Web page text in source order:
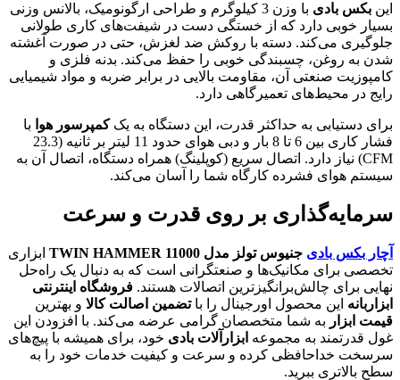
این بکس بادی
با وزن 3 کیلوگرم و طراحی ارگونومیک، بالانس وزنی
بسیار خوبی دارد که از خستگی دست در شیفت‌های کاری طولانی
جلوگیری می‌کند. دسته با روکش ضد لغزش، حتی در صورت آغشته
شدن به روغن، چسبندگی خوبی را حفظ می‌کند. بدنه فلزی و
کامپوزیت صنعتی آن، مقاومت بالایی در برابر ضربه و مواد شیمیایی
رایج در محیط‌های تعمیرگاهی دارد.
برای دستیابی به حداکثر قدرت، این دستگاه به یککمپرسور هوا با
فشار کاری بین 6 تا 8 بار و دبی هوای حدود 11 لیتر بر ثانیه (23.3
CFM) نیاز دارد. اتصال سریع (کوپلینگ) همراه دستگاه، اتصال آن به
سیستم هوای فشرده کارگاه شما را آسان می‌کند.
سرمایه‌گذاری بر روی قدرت و سرعت
آچار بکس بادی جنیوس تولز مدل TWIN HAMMER 11000 ابزاری
تخصصی برای مکانیک‌ها و صنعتگرانی است که به دنبال یک راه‌حل
نهایی برای چالش‌برانگیزترین اتصالات هستند. فروشگاه اینترنتی
ابزاربانه این محصول اورجینال را باتضمین اصالت کالا و بهترین
قیمت ابزار به شما متخصصان گرامی عرضه می‌کند. با افزودن این
غول قدرتمند به مجموعه ابزارآلات بادی خود، برای همیشه با پیچ‌های
سرسخت خداحافظی کرده و سرعت و کیفیت خدمات خود را به
سطح بالاتری ببرید.